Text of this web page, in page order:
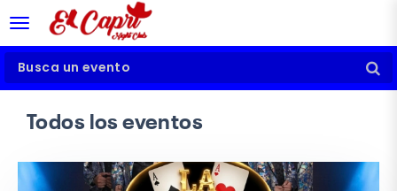
desplegar navegación
Busca un evento
Todos los eventos